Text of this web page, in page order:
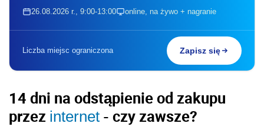
26.08.2026 r., 9:00-13:00 online, na żywo + nagranie
Liczba miejsc ograniczona Zapisz się
14 dni na odstąpienie od zakupu
przez internet - czy zawsze?